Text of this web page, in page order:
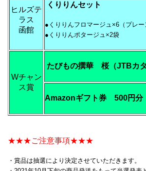
ヒルズテ
ラス
函館
くりりんセット
●くりりんフロマージュ×6（プレー
●くりりんポタージュ×2袋
Wチャン
ス賞
たびもの撰華 桜（JTBカタ
Amazonギフト券 500円分
★★★ご注意事項★★★
・賞品は抽選により決定させていただきます。